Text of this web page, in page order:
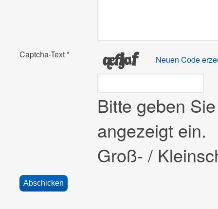
Captcha-Text * Neuen Code
Bitte geben
angezeigt ein.
Groß- /